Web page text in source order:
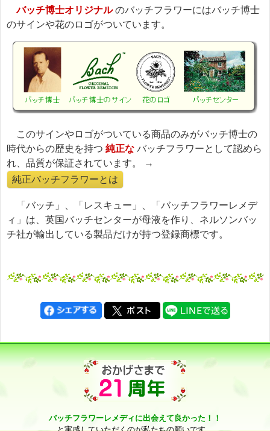
バッチ博士オリジナルのバッチフラワーにはバッチ博士
のサインや花のロゴがついています。
このサインやロゴがついている商品のみがバッチ博士の
時代からの歴史を持つ 純正な バッチフラワーとして認めら
れ、品質が保証されています。 →
純正バッチフラワーとは
「バッチ」、「レスキュー」、「バッチフラワーレメデ
ィ」は、英国バッチセンターが母液を作り、ネルソンバッ
チ社が輸出している製品だけが持つ登録商標です。
バッチフラワーレメディに出会えて良かった！！